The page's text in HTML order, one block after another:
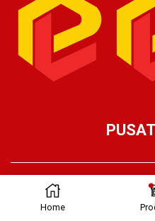
Home
Ⓒ Pusat Lifting